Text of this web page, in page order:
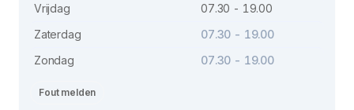
Vrijdag
07.30 - 19.00
Zaterdag
07.30 - 19.00
Zondag
07.30 - 19.00
Fout melden